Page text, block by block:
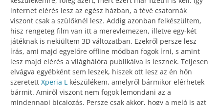
internet elérés lesz az egész házban, a tévé csatornák
viszont csak a szülőknél lesz. Addig azonban felkészültem,
hisz rengeteg film van itt a merevlemezen, illetve egy-két
játéknak is nekiültem 3D változatban. Ezekről persze lesz
írás, ami majd egyelőre offline módban fogok írni, s amint
lesz majd elérés a világhálóra publikálva is lesznek. Teljesen
elvágva egyébként sem leszek, hiszek ott lesz az én hőn
szeretett Xperia L készülékem, amelyről bármikor elérhetek
bármit. Amiről viszont nem fogok lemondani az a
mindennapi bicajozás. Persze csak akkor, hogy a meló is azt